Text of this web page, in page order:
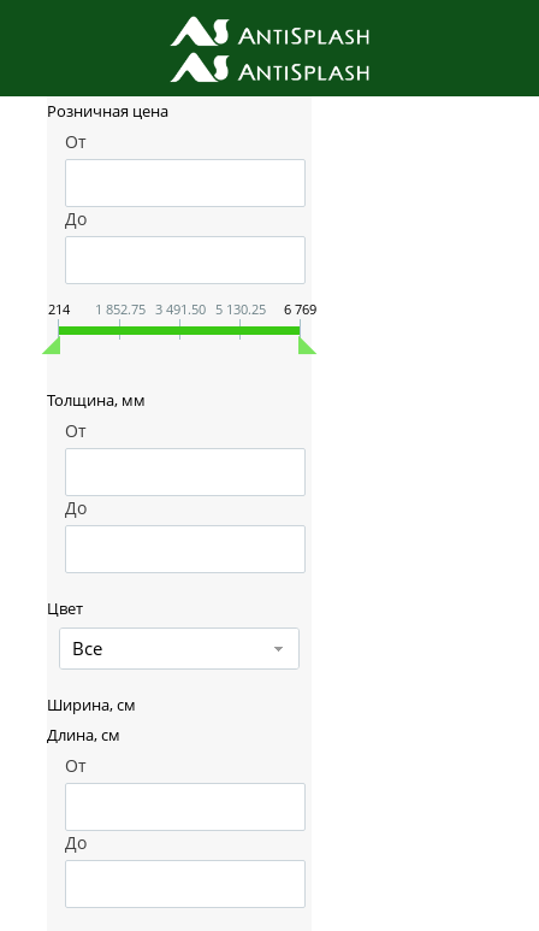
Фильтр товаров
Розничная цена
От
До
214 1 852.75 3 491.50 5 130.25 6 769
Толщина, мм
От
До
Цвет
Все
Ширина, см
Длина, см
От
До